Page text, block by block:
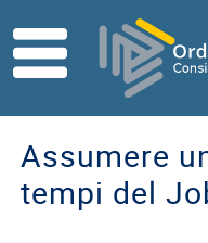
HOME
Direttivo
Consiglio
Assumere
tempi del